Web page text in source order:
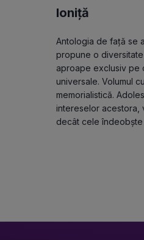
Ioniță
Antologia de față se
propune o
aproape exclusiv pe
universale. Volumul
memorialistică.
intereselor acestora,
decât cele